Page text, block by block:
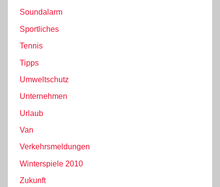
Soundalarm
Sportliches
Tennis
Tipps
Umweltschutz
Unternehmen
Urlaub
Van
Verkehrsmeldungen
Winterspiele 2010
Zukunft